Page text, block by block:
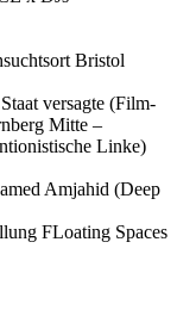
Bristol
versagte (Film-
Mitte –
Linke)
Amjahid (Deep
FLoating Spaces